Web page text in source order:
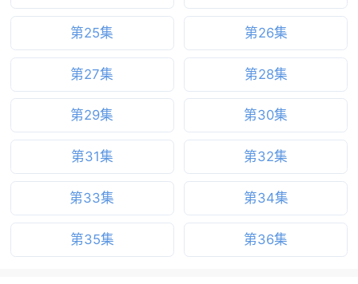
第25集 第26集
第27集 第28集
第29集 第30集
第31集 第32集
第33集 第34集
第35集 第36集